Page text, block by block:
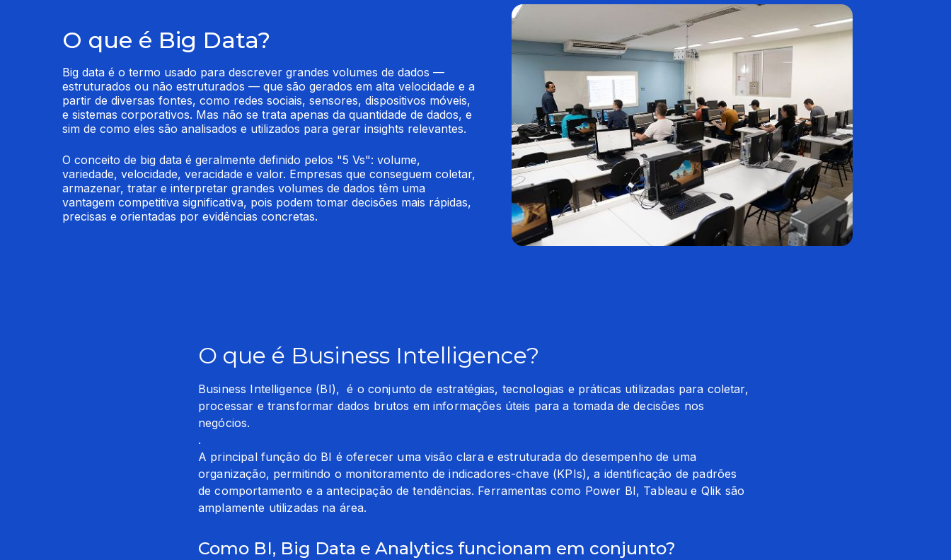
O que é Big Data?
Big data é o termo usado para descrever grandes volumes de dados —
estruturados ou não estruturados — que são gerados em alta velocidade e a
partir de diversas fontes, como redes sociais, sensores, dispositivos móveis,
e sistemas corporativos. Mas não se trata apenas da quantidade de dados, e
sim de como eles são analisados e utilizados para gerar insights relevantes.
O conceito de big data é geralmente definido pelos "5 Vs": volume,
variedade, velocidade, veracidade e valor. Empresas que conseguem coletar,
armazenar, tratar e interpretar grandes volumes de dados têm uma
vantagem competitiva significativa, pois podem tomar decisões mais rápidas,
precisas e orientadas por evidências concretas.
O que é Business Intelligence?
Business Intelligence (BI),  é o conjunto de estratégias, tecnologias e práticas utilizadas para coletar,
processar e transformar dados brutos em informações úteis para a tomada de decisões nos
negócios.
.
A principal função do BI é oferecer uma visão clara e estruturada do desempenho de uma
organização, permitindo o monitoramento de indicadores-chave (KPIs), a identificação de padrões
de comportamento e a antecipação de tendências. Ferramentas como Power BI, Tableau e Qlik são
amplamente utilizadas na área.
Como BI, Big Data e Analytics funcionam em conjunto?